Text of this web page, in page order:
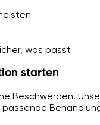
was passt
starten
Beschwerden.